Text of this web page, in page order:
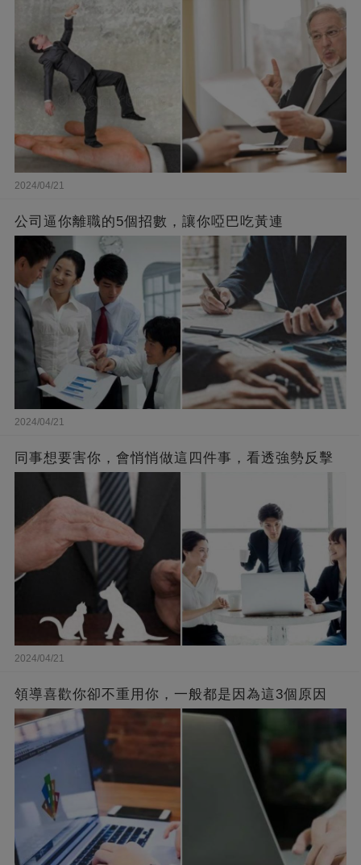
2024/04/21
公司逼你離職的5個招數，讓你啞巴吃黃連
2024/04/21
同事想要害你，會悄悄做這四件事，看透強勢反擊
2024/04/21
領導喜歡你卻不重用你，一般都是因為這3個原因